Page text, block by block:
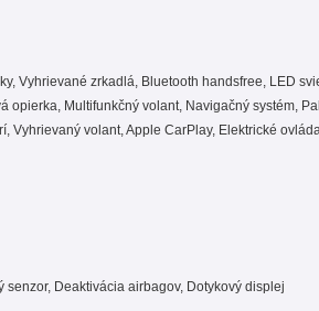
Vyhrievané zrkadlá, Bluetooth handsfree, LED
opierka, Multifunkčný volant, Navigačný systém,
Vyhrievaný volant, Apple CarPlay, Elektrické
senzor, Deaktivácia airbagov, Dotykový displej